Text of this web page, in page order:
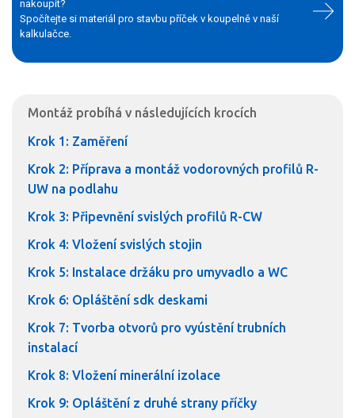
nakoupit?
Spočítejte si materiál pro stavbu příček v koupelně v naší
kalkulačce.
Montáž probíhá v následujících krocích
Krok 1: Zaměření
Krok 2: Příprava a montáž vodorovných profilů R-
UW na podlahu
Krok 3: Připevnění svislých profilů R-CW
Krok 4: Vložení svislých stojin
Krok 5: Instalace držáku pro umyvadlo a WC
Krok 6: Opláštění sdk deskami
Krok 7: Tvorba otvorů pro vyústění trubních
instalací
Krok 8: Vložení minerální izolace
Krok 9: Opláštění z druhé strany příčky